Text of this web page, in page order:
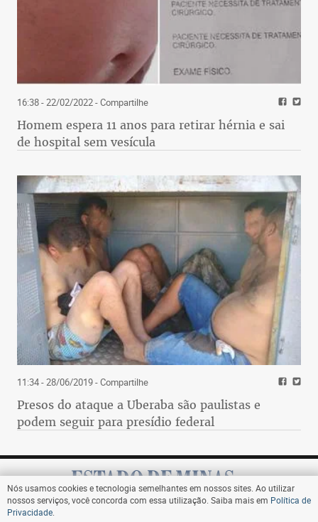
16:38 - 22/02/2022- Compartilhe
Homem espera 11 anos para retirar hérnia e sai
de hospital sem vesícula
11:34 - 28/06/2019- Compartilhe
Presos do ataque a Uberaba são paulistas e
podem seguir para presídio federal
Nós usamos cookies e tecnologia semelhantes em nossos sites. Ao utilizar
nossos serviços, você concorda com essa utilização. Saiba mais em Política de
Privacidade